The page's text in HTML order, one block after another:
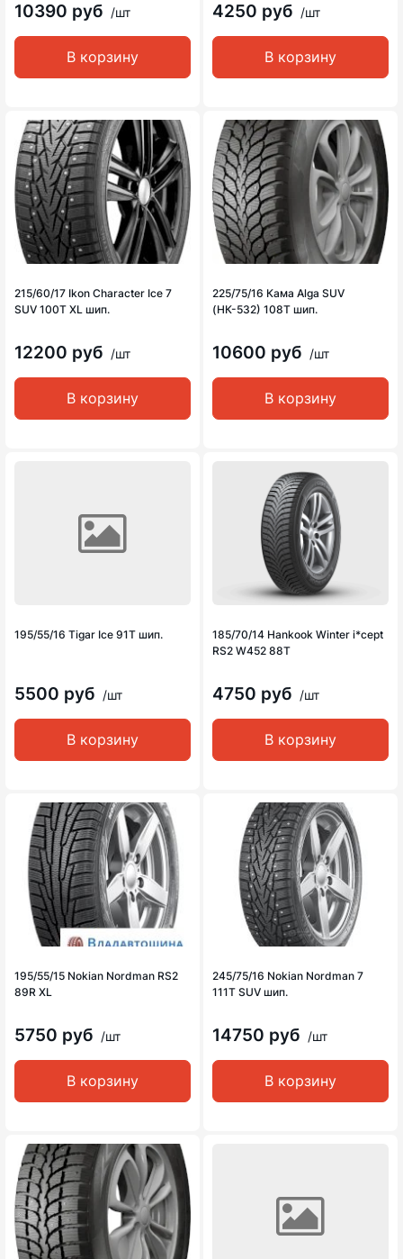
10390 руб /шт
В корзину
4250 руб /шт
В корзину
215/60/17 Ikon Character Ice 7
SUV 100T XL шип.
12200 руб /шт
В корзину
225/75/16 Кама Alga SUV
(НК-532) 108T шип.
10600 руб /шт
В корзину
195/55/16 Tigar Ice 91T шип.
5500 руб /шт
В корзину
185/70/14 Hankook Winter i*cept
RS2 W452 88T
4750 руб /шт
В корзину
195/55/15 Nokian Nordman RS2
89R XL
5750 руб /шт
В корзину
245/75/16 Nokian Nordman 7
111T SUV шип.
14750 руб /шт
В корзину